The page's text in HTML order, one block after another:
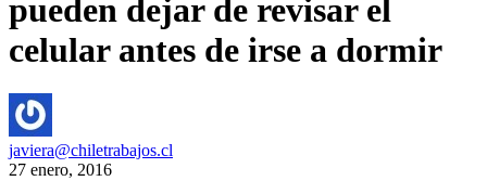
pueden dejar de revisar el
celular antes de irse a dormir
javiera@chiletrabajos.cl
27 enero, 2016